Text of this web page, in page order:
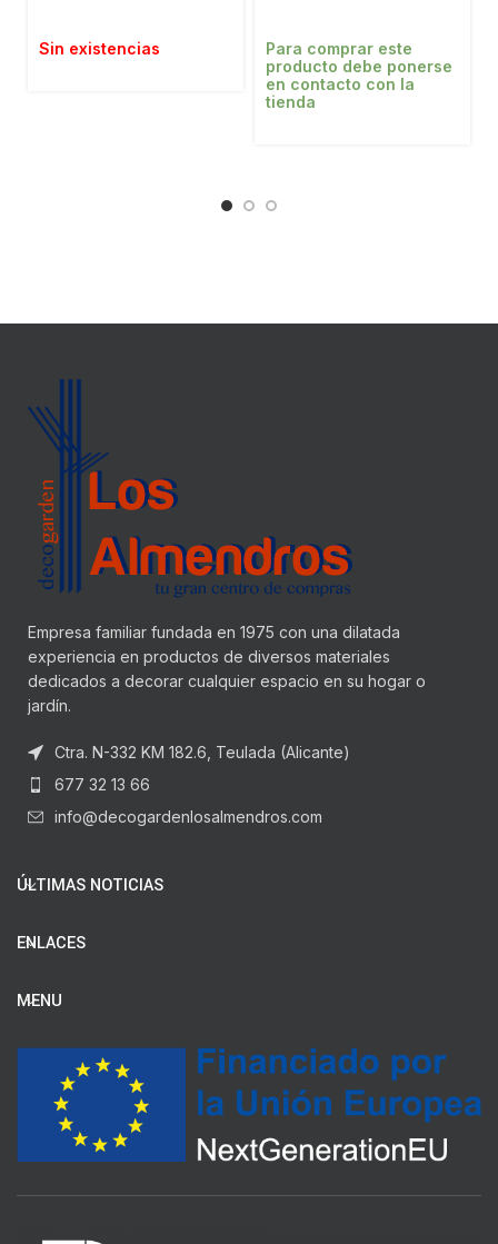
Sin existencias
Para comprar este
producto debe ponerse
en contacto con la
tienda
Empresa familiar fundada en 1975 con una dilatada
experiencia en productos de diversos materiales
dedicados a decorar cualquier espacio en su hogar o
jardín.
Ctra. N-332 KM 182.6, Teulada (Alicante)
677 32 13 66
info@decogardenlosalmendros.com
ÚLTIMAS NOTICIAS
ENLACES
MENU